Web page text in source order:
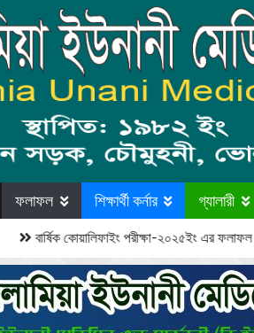
ফলাফল শিক্ষার্থী কর্নার গ্যালারী
বার্ষিক কোয়ালিফাইং পরীক্ষা-২০২৫ইং এর ফলাফল।